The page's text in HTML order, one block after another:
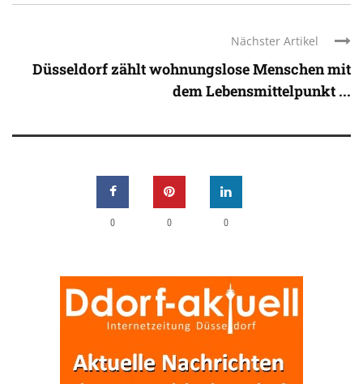
Nächster Artikel
Düsseldorf zählt wohnungslose Menschen mit
dem Lebensmittelpunkt ...
0 0 0